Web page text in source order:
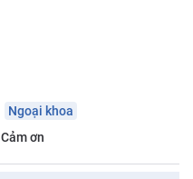
Ngoại khoa
Cảm ơn